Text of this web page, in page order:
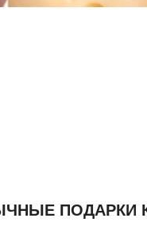
ПОДАРКИ